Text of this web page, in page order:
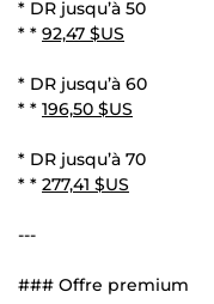
* DR jusqu’à 50
* * 92,47 $US
* DR jusqu’à 60
* * 196,50 $US
* DR jusqu’à 70
* * 277,41 $US
---
### Offre premium